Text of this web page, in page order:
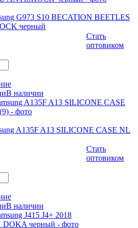
G973 S10 BECATION BEETLES
черный
Стать
оптовиком
В наличии
A135F A13 SILICONE CASE NL
Стать
оптовиком
В наличии